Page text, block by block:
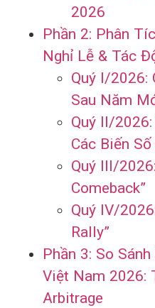
2026
Phần 2: Phân
Nghỉ Lễ & Tác
Quý I/2026:
Sau Năm
Quý II/
Các Biến
Quý III/
Comeback”
Quý IV/
Rally”
Phần 3: So
Việt Nam 2026:
Arbitrage